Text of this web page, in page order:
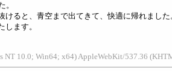
。
けると、青空まで出てきて、快適に帰れました
します。
NT 10.0; Win64; x64) AppleWebKit/537.36